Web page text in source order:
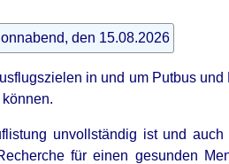
den 15.08.2026
in und um Putbus
unvollständig ist und
für einen gesunden